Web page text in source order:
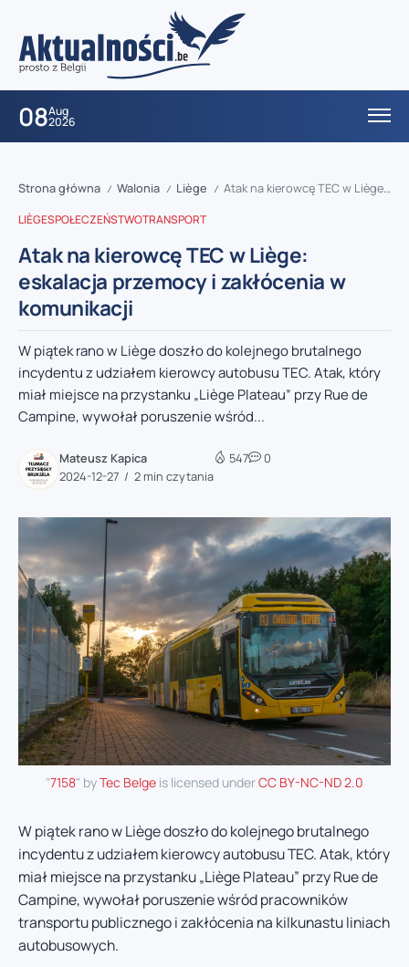
08Aug
2026
Strona główna / Walonia / Liège / Atak na kierowcę TEC w Liège: eskalacja przemocy i zakłócenia w komunikacji
LIÈGESPOŁECZEŃSTWOTRANSPORT
Atak na kierowcę TEC w Liège:
eskalacja przemocy i zakłócenia w
komunikacji
W piątek rano w Liège doszło do kolejnego brutalnego
incydentu z udziałem kierowcy autobusu TEC. Atak, który
miał miejsce na przystanku „Liège Plateau” przy Rue de
Campine, wywołał poruszenie wśród...
Mateusz Kapica
2024-12-27
2 min czytania
547 0
"7158" byTec Belge is licensed underCC BY-NC-ND 2.0
W piątek rano w Liège doszło do kolejnego brutalnego
incydentu z udziałem kierowcy autobusu TEC. Atak, który
miał miejsce na przystanku „Liège Plateau” przy Rue de
Campine, wywołał poruszenie wśród pracowników
transportu publicznego i zakłócenia na kilkunastu liniach
autobusowych.